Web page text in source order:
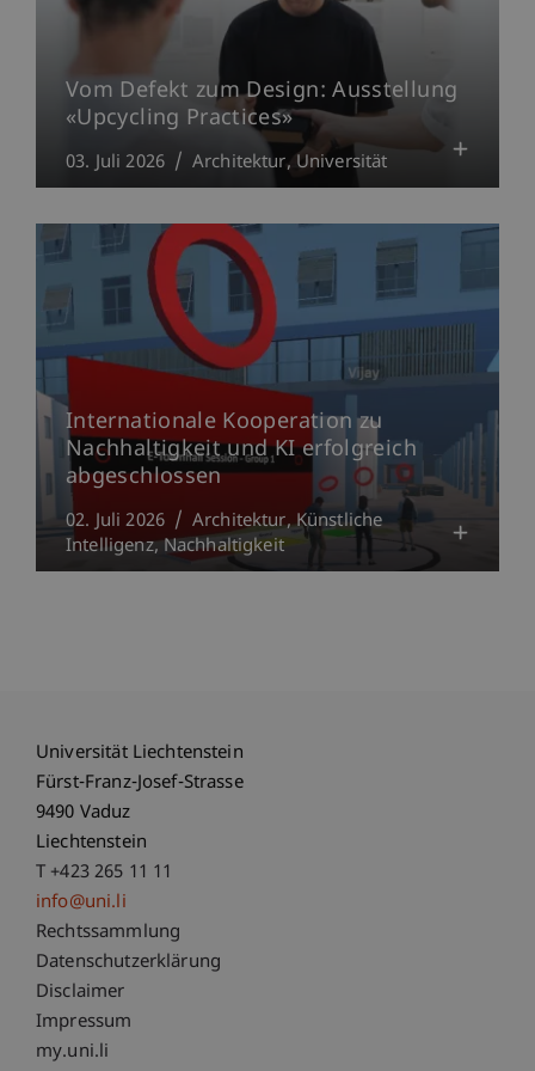
Vom Defekt zum Design: Ausstellung
«Upcycling Practices»
03. Juli 2026 Architektur Universität
Internationale Kooperation zu
Nachhaltigkeit und KI erfolgreich
abgeschlossen
02. Juli 2026 Architektur Künstliche
Intelligenz Nachhaltigkeit
Universität Liechtenstein
Fürst-Franz-Josef-Strasse
9490 Vaduz
Liechtenstein
T +423 265 11 11
info@uni.li
Fußzeile Rechtliche Hinweise
Rechtssammlung
Datenschutzerklärung
Disclaimer
Impressum
Fußzeile Subdomain-Verzeichnis
my.uni.li